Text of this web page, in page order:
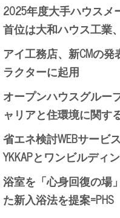
2025年度大手ハウス
首位は大和ハウス工業
アイ工務店、新CMの
ラクターに起用
オープンハウスグルー
ャリアと住環境に関す
省エネ検討WEBサービ
YKKAPとワンビルディ
浴室を「心身回復の場
た新入浴法を提案=PHS